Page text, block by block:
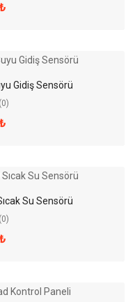
Gidiş Sensörü
(0)
Su Sensörü
(0)